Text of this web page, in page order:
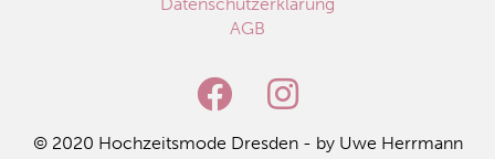
AGB
© 2020 Hoch­zeits­mo­de Dres­den - by Uwe Herr­mann